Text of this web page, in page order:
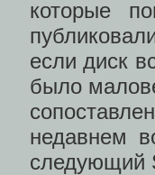
которые
если диск
было
недавнем
следующий